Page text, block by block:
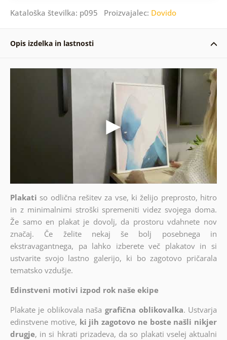
Kataloška številka: p095 Proizvajalec: Dovido
Opis izdelka in lastnosti
Plakati so odlična rešitev za vse, ki želijo preprosto, hitro
in z minimalnimi stroški spremeniti videz svojega doma.
Že samo en plakat je dovolj, da prostoru vdahnete nov
značaj. Če želite nekaj še bolj posebnega in
ekstravagantnega, pa lahko izberete več plakatov in si
ustvarite svojo lastno galerijo, ki bo zagotovo pričarala
tematsko vzdušje.
Edinstveni motivi izpod rok naše ekipe
Plakate je oblikovala naša grafična oblikovalka. Ustvarja
edinstvene motive, ki jih zagotovo ne boste našli nikjer
drugje, in si hkrati prizadeva, da so plakati vselej aktualni